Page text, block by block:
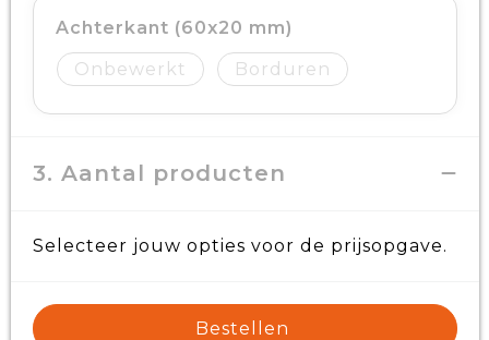
Achterkant (60x20 mm)
Onbewerkt
Borduren
3. Aantal producten
Selecteer jouw opties voor de prijsopgave.
Bestellen